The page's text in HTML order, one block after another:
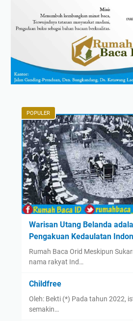
POPULER
Warisan Utang Belanda
Pengakuan Kedaulatan
Rumah Baca Orid Meskipun
nama rakyat Ind…
Childfree
Oleh: Bekti (*) Pada tahun 2022,
semakin…